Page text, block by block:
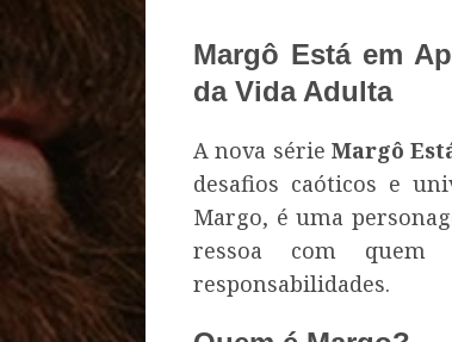
Margô Está em
da Vida Adulta
A nova série Margô
desafios caóticos e
Margo, é uma
ressoa com
responsabilidades.